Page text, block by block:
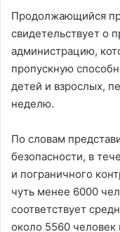
Продолжающийся
свидетельствует о
администрацию,
пропускную
детей и взрослых,
неделю.
По словам
безопасности, в
и пограничного
чуть менее 6000
соответствует
около 5560 человек